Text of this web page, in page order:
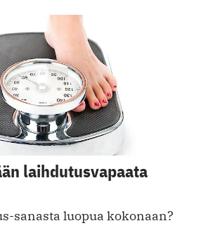
laihdutusvapaata
sanasta luopua kokonaan?